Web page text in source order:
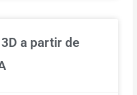
a partir de